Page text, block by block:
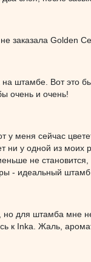
заказала Golden
штамбе. Вот это
очень и очень!
у меня сейчас
ни у одной из
не
- идеальный
но для штамба мне
к Inka. Жаль,